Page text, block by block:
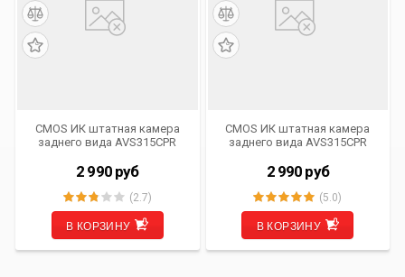
CMOS ИК штатная камера
заднего вида AVS315CPR
LADA/ NISSAN/ RENAULT
2 990 руб
(2.7)
В КОРЗИНУ
CMOS ИК штатная камера
заднего вида AVS315CPR
HYUNDAI/ KIA
2 990 руб
(5.0)
В КОРЗИНУ